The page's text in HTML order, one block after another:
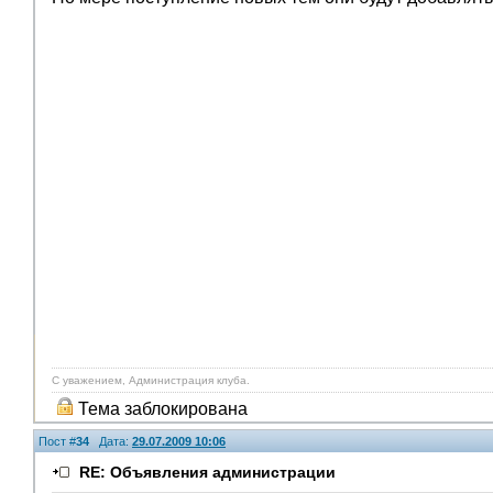
С уважением, Администрация клуба.
Тема заблокирована
Пост #34Дата: 29.07.2009 10:06
RE: Объявления администрации